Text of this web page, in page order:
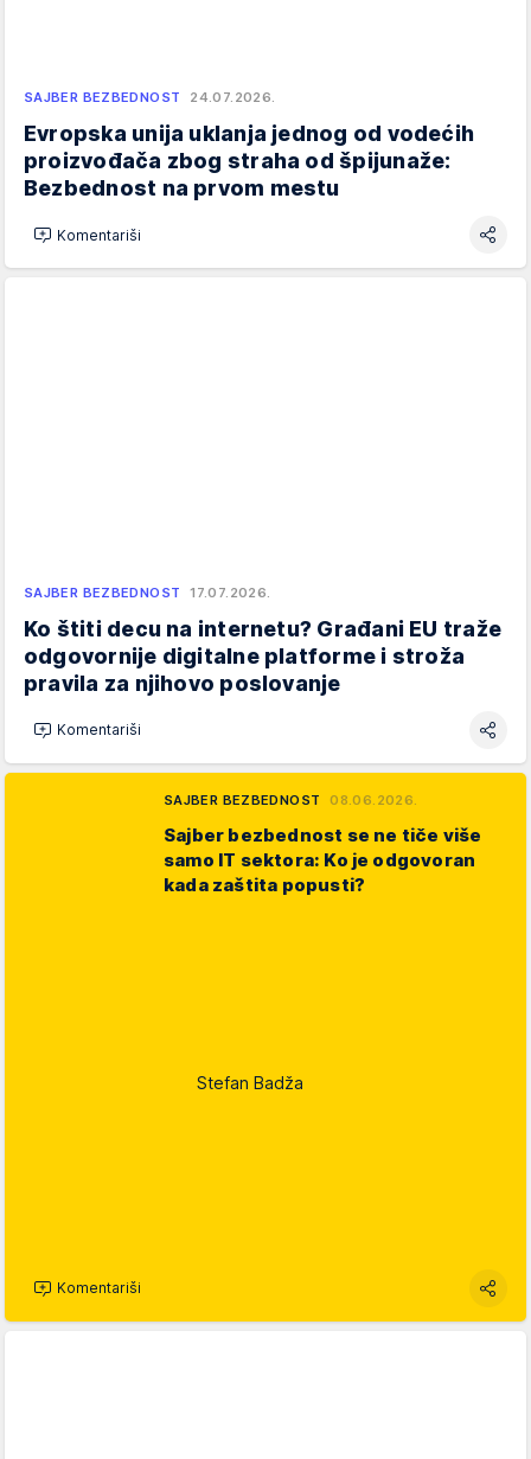
SAJBER BEZBEDNOST 24.07.2026.
Evropska unija uklanja jednog od vodećih
proizvođača zbog straha od špijunaže:
Bezbednost na prvom mestu
Komentariši
SAJBER BEZBEDNOST 17.07.2026.
Ko štiti decu na internetu? Građani EU traže
odgovornije digitalne platforme i stroža
pravila za njihovo poslovanje
Komentariši
SAJBER BEZBEDNOST 08.06.2026.
Sajber bezbednost se ne tiče više
samo IT sektora: Ko je odgovoran
kada zaštita popusti?
Stefan Badža
Komentariši